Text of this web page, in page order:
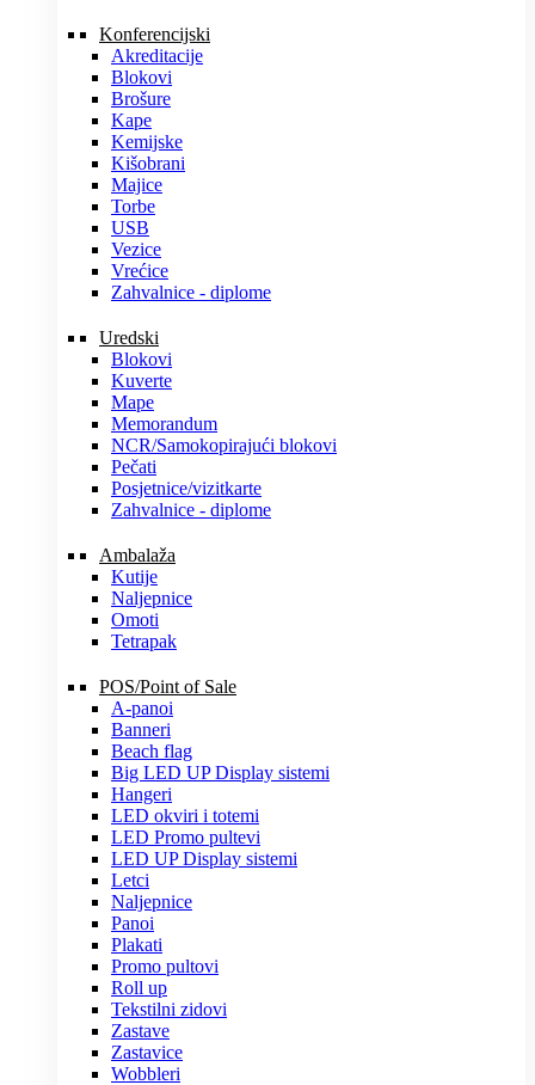
Konferencijski
Akreditacije
Blokovi
Brošure
Kape
Kemijske
Kišobrani
Majice
Torbe
USB
Vezice
Vrećice
Zahvalnice - diplome
Uredski
Blokovi
Kuverte
Mape
Memorandum
NCR/Samokopirajući blokovi
Pečati
Posjetnice/vizitkarte
Zahvalnice - diplome
Ambalaža
Kutije
Naljepnice
Omoti
Tetrapak
POS/Point of Sale
A-panoi
Banneri
Beach flag
Big LED UP Display sistemi
Hangeri
LED okviri i totemi
LED Promo pultevi
LED UP Display sistemi
Letci
Naljepnice
Panoi
Plakati
Promo pultovi
Roll up
Tekstilni zidovi
Zastave
Zastavice
Wobbleri